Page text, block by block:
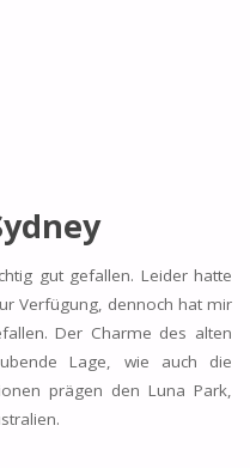
gut gefallen. Leider hatte
Verfügung, dennoch hat mir
Der Charme des alten
Lage, wie auch die
prägen den Luna Park,